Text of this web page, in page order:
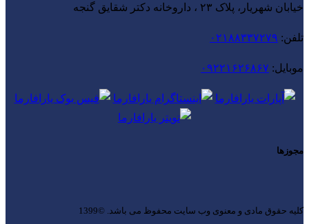
خیابان شهریار، پلاک ۲۳ ، داروخانه دکتر شقایق گنجه
تلفن: ۰۲۱۸۸۳۳۷۲۷۹
موبایل: ۰۹۲۲۱۶۲۶۸۶۷
مجوزها
کلیه حقوق مادی و معنوی وب سایت محفوظ می باشد. ©1399